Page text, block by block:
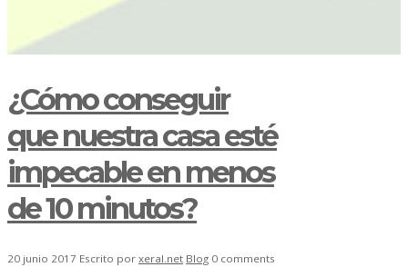
¿Cómo conseguir
que nuestra casa esté
impecable en menos
de 10 minutos?
20 junio 2017 Escrito por xeral.net Blog 0 comments